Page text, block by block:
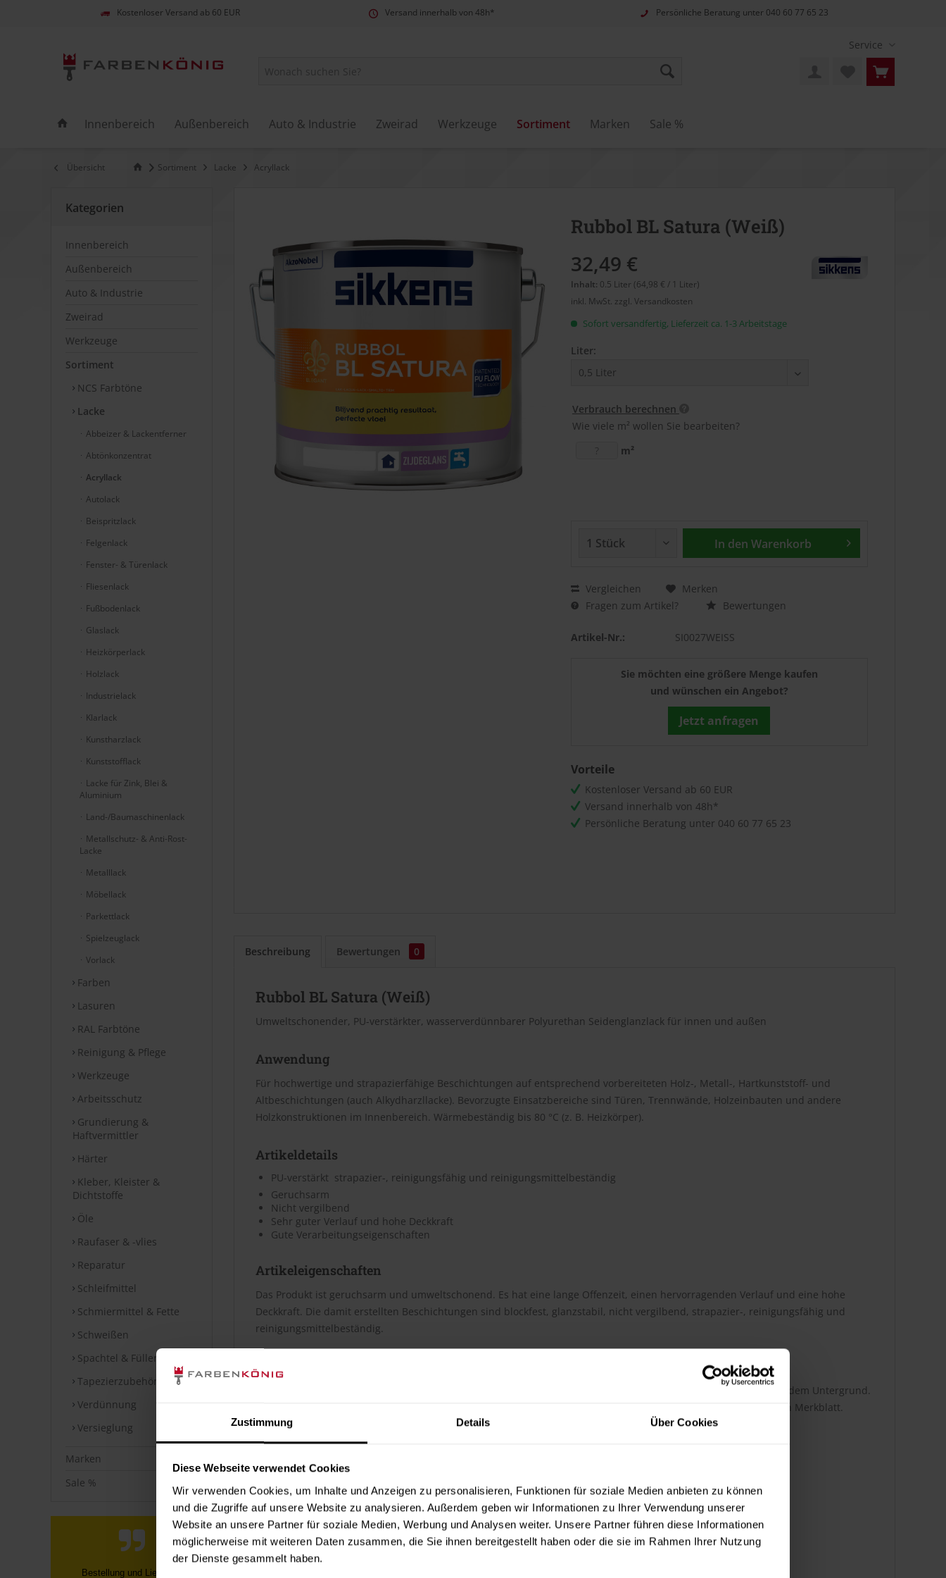
Zustimmung Details Über Cookies
Diese Webseite verwendet Cookies
Wir verwenden Cookies, um Inhalte und Anzeigen zu personalisieren, Funktionen für soziale Medien anbieten zu können
und die Zugriffe auf unsere Website zu analysieren. Außerdem geben wir Informationen zu Ihrer Verwendung unserer
Website an unsere Partner für soziale Medien, Werbung und Analysen weiter. Unsere Partner führen diese Informationen
möglicherweise mit weiteren Daten zusammen, die Sie ihnen bereitgestellt haben oder die sie im Rahmen Ihrer Nutzung
der Dienste gesammelt haben.
Kostenloser Versand ab 60 EUR Versand innerhalb von 48h* Persönliche Beratung unter 040 60 77 65 23
Service
Innenbereich Außenbereich Auto & Industrie Zweirad Werkzeuge Sortiment Marken Sale %
Übersicht Sortiment Lacke Acryllack
Kategorien
Innenbereich
Außenbereich
Auto & Industrie
Zweirad
Werkzeuge
Sortiment
NCS Farbtöne
Lacke
Abbeizer & Lackentferner
Abtönkonzentrat
Acryllack
Autolack
Beispritzlack
Felgenlack
Fenster- & Türenlack
Fliesenlack
Fußbodenlack
Glaslack
Heizkörperlack
Holzlack
Industrielack
Klarlack
Kunstharzlack
Kunststofflack
Lacke für Zink, Blei &
Aluminium
Land-/Baumaschinenlack
Metallschutz- & Anti-Rost-
Lacke
Metalllack
Möbellack
Parkettlack
Spielzeuglack
Vorlack
Farben
Lasuren
RAL Farbtöne
Reinigung & Pflege
Werkzeuge
Arbeitsschutz
Grundierung &
Haftvermittler
Härter
Kleber, Kleister &
Dichtstoffe
Öle
Raufaser & -vlies
Reparatur
Schleifmittel
Schmiermittel & Fette
Schweißen
Spachtel & Füller
Tapezierzubehör
Verdünnung
Versieglung
Marken
Sale %
Farbe war super verpackt und
Rubbol BL Satura (Weiß)
32,49 €
Inhalt: 0.5 Liter (64,98 € / 1 Liter)
inkl. MwSt. zzgl. Versandkosten
Sofort versandfertig, Lieferzeit ca. 1-3 Arbeitstage
Liter:
Verbrauch berechnen
Wie viele m² wollen Sie bearbeiten?
m²
In den Warenkorb
Vergleichen
Merken
Fragen zum Artikel?
Bewertungen
Artikel-Nr.: SI0027WEISS
Sie möchten eine größere Menge kaufen
und wünschen ein Angebot?
Jetzt anfragen
Vorteile
Kostenloser Versand ab 60 EUR
Versand innerhalb von 48h*
Persönliche Beratung unter 040 60 77 65 23
Beschreibung Bewertungen 0
Rubbol BL Satura (Weiß)
Umweltschonender, PU-verstärkter, wasserverdünnbarer Polyurethan Seidenglanzlack für innen und außen
Anwendung
Für hochwertige und strapazierfähige Beschichtungen auf entsprechend vorbereiteten Holz-, Metall-, Hartkunststoff- und
Altbeschichtungen (auch Alkydharzllacke). Bevorzugte Einsatzbereiche sind Türen, Trennwände, Holzeinbauten und andere
Holzkonstruktionen im Innenbereich. Wärmebeständig bis 80 °C (z. B. Heizkörper).
Artikeldetails
PU-verstärkt  strapazier-, reinigungsfähig und reinigungsmittelbeständig
Geruchsarm
Nicht vergilbend
Sehr guter Verlauf und hohe Deckkraft
Gute Verarbeitungseigenschaften
Artikeleigenschaften
Das Produkt ist geruchsarm und umweltschonend. Es hat eine lange Offenzeit, einen hervorragenden Verlauf und eine hohe
Deckkraft. Die damit erstellten Beschichtungen sind blockfest, glanzstabil, nicht vergilbend, strapazier-, reinigungsfähig und
reinigungsmittelbeständig.
Verbrauch
Die Reichweite beträgt laut Hersteller ca. 13 m²/Liter. Der Verbrauch ist dabei abhängig von der Auftragsart und dem Untergrund.
Bei diesen Verbrauchszahlen handelt es sich um Richtwerte. Weitere Infos entnehmen Sie bitte dem technischen Merkblatt.
Datenblätter & Dokumente
⤓Sicherheitsdatenblatt (PDF)
Technische Merkblätter